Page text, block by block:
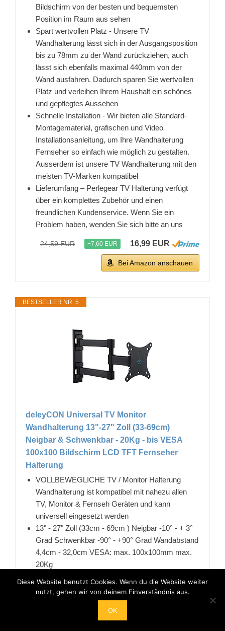
Bildschirm von der besten und bequemsten
Position im Raum aus sehen
Spart wertvollen Platz - Unsere TV
Wandhalterung lässt sich in der Ausgangsposition
bis zu 78mm zu der Wand zurückziehen, auch
lässt sich ebenfalls maximal 440mm von der
Wand ausfahren. Dadurch sparen Sie wertvollen
Platz und verleihen Ihrem Haushalt ein schönes
und gepflegtes Aussehen
Schnelle Installation - Wir bieten alle Standard-
Montagematerial, grafischen und Video
Installationsanleitung, um Ihre Wandhalterung
Fernseher so einfach wie möglich zu gestalten.
Ausserdem ist unsere TV Wandhalterung mit den
meisten TV-Marken kompatibel
Lieferumfang – Perlegear TV Halterung verfügt
über ein komplettes Zubehör und einen
freundlichen Kundenservice. Wenn Sie ein
Problem haben, wenden Sie sich bitte an uns
24,59 EUR −7,60 EUR 16,99 EUR
Bei Amazon anschauen
BESTSELLER NR. 5
deleyCON Universal TV Monitor
Wandhalterung 13"-27" Zoll (33-69cm)
Neigbar & Schwenkbar - 20Kg - bis VESA
100x100 Bildschirm LCD TFT Fernseher
Halterung
VOLLBEWEGLICHE TV / Monitor Halterung
Wandhalterung ist kompatibel mit nahezu allen
TV, Monitor & Fernseh Geräten und kann
universell eingesetzt werden
13" - 27" Zoll (33cm - 69cm ) Neigbar -10° - + 3°
Grad Schwenkbar -90° - +90° Grad Wandabstand
4,4cm - 32,0cm VESA: max. 100x100mm max.
20Kg
KOMPATIBILITÄT in Zoll: 13“, 14“, 15", 16", 17",
18", 19", 20", 21", 22", 23”, 24", 25", 26", 27"
KOMPATIBILITÄT in cm: 33 , 36 , 38 , 41 , 43 , 46
Diese Website benutzt Cookies. Wenn du die Website weiter
nutzt, gehen wir von deinem Einverständnis aus.
OK